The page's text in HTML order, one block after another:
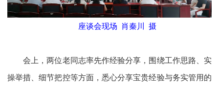
座谈会现场 肖秦川 摄
会上，两位老同志率先作经验分享，围绕工作思路、实
操举措、细节把控等方面，悉心分享宝贵经验与务实管用的